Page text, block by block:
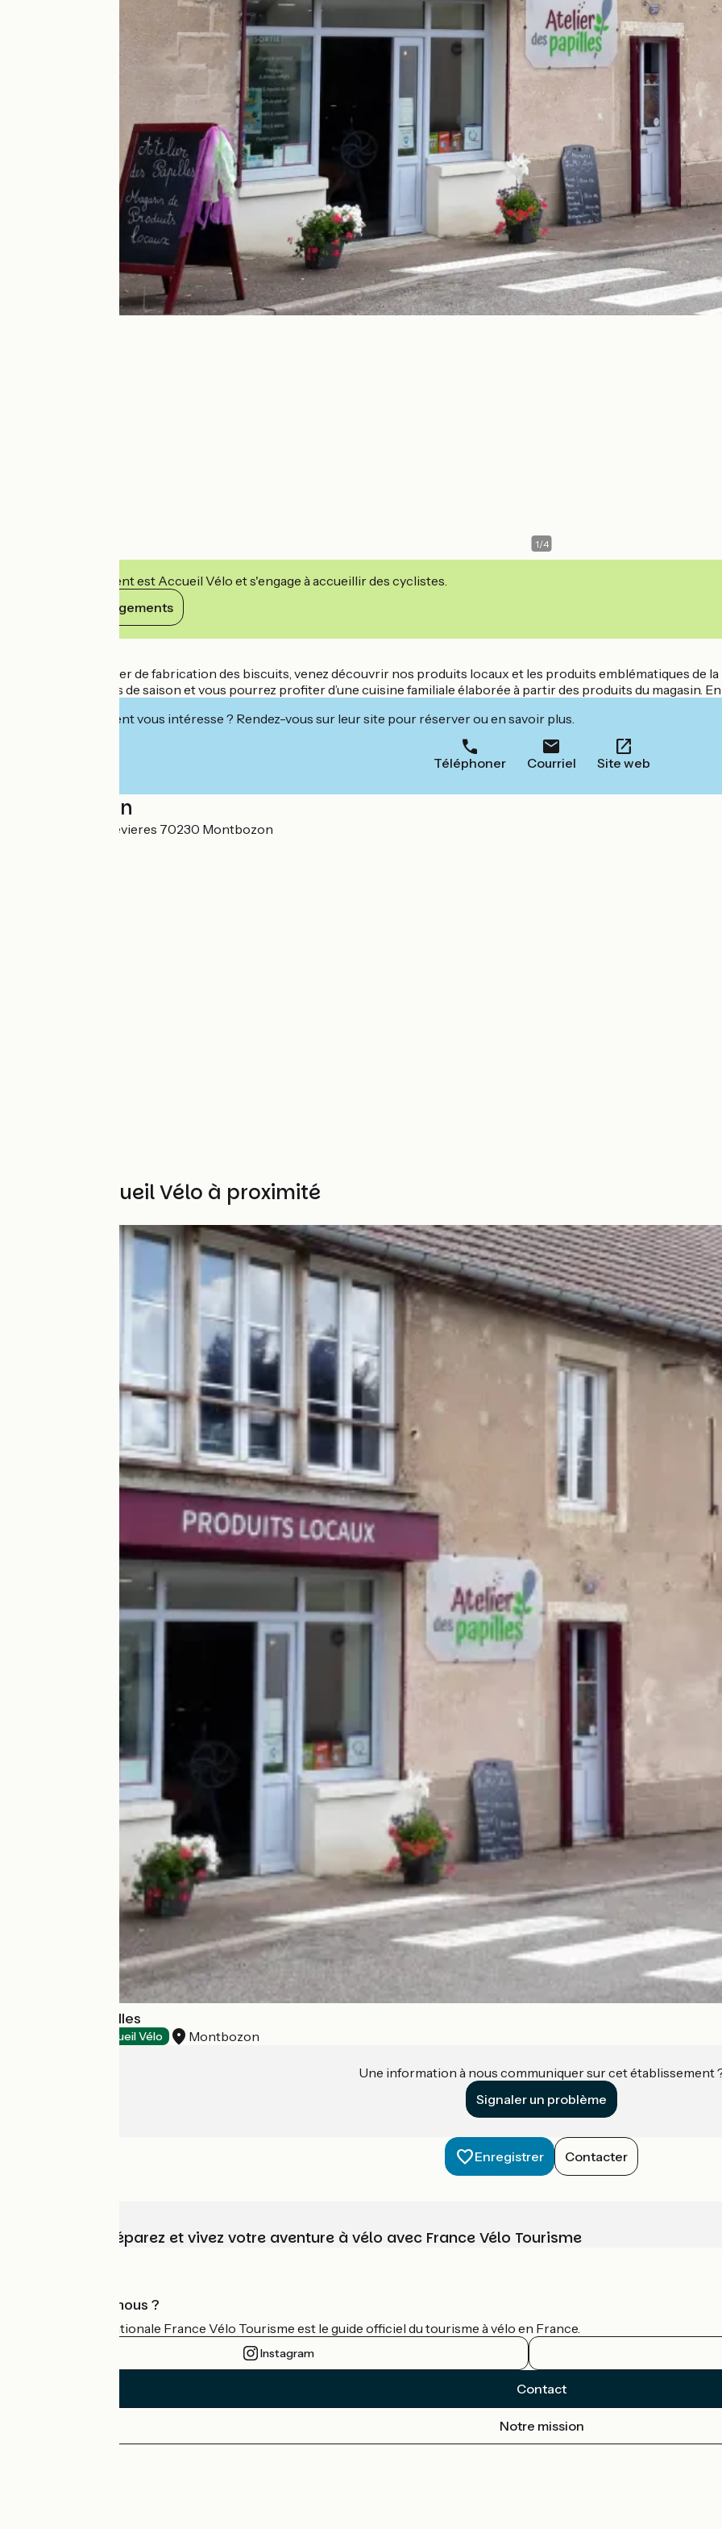
1/4
Cet établissement est Accueil Vélo et s'engage à accueillir des cyclistes.
Voir ses engagements
Dans l’ancien atelier de fabrication des biscuits, venez découvrir nos produits locaux et les produits emblématiques de
goûts des produits de saison et vous pourrez profiter d’une cuisine familiale élaborée à partir des produits du magasin.
Cet établissement vous intéresse ? Rendez-vous sur leur site pour réserver ou en savoir plus.
Téléphoner Courriel Site web
Localisation
20 Rue des Chenevieres 70230 Montbozon
Autres Accueil Vélo à proximité
Atelier des Papilles
Accueil Vélo Montbozon
Une information à nous communiquer sur cet établissement
Signaler un problème
Enregistrer Contacter
Choisissez, préparez et vivez votre aventure à vélo avec France Vélo Tourisme
Qui sommes-nous ?
L'association nationale France Vélo Tourisme est le guide officiel du tourisme à vélo en France.
Instagram
Contact
Notre mission